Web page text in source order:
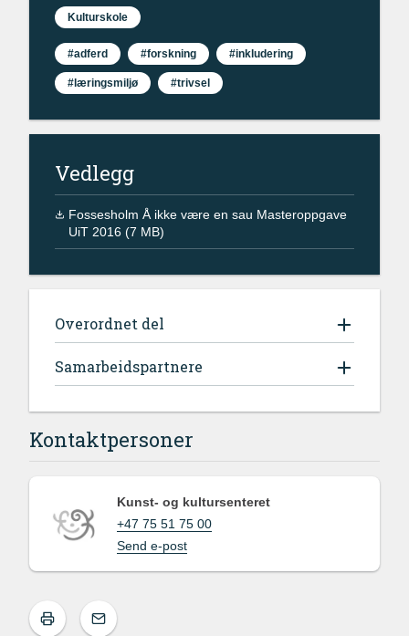
Kulturskole
#adferd #forskning #inkludering
#læringsmiljø #trivsel
Vedlegg
Fossesholm Å ikke være en sau Masteroppgave
UiT 2016 (7 MB)
Overordnet del
Samarbeidspartnere
Kontaktpersoner
Kunst- og kultursenteret
+47 75 51 75 00
Send e-post